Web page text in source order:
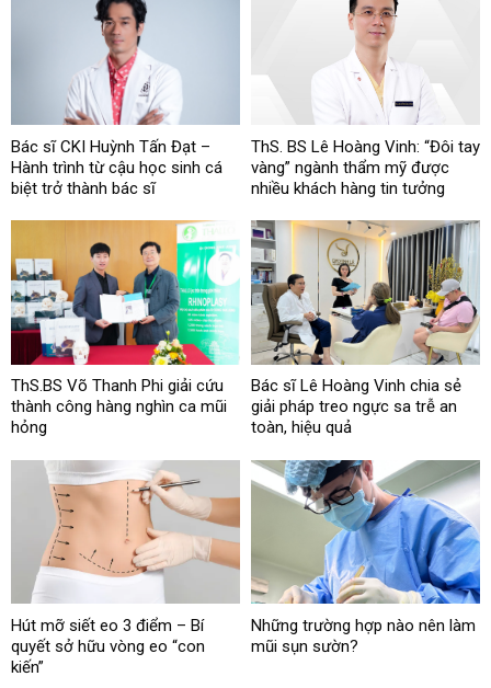
Bác sĩ CKI Huỳnh Tấn Đạt –
Hành trình từ cậu học sinh cá
biệt trở thành bác sĩ
ThS. BS Lê Hoàng Vinh: “Đôi tay
vàng” ngành thẩm mỹ được
nhiều khách hàng tin tưởng
ThS.BS Võ Thanh Phi giải cứu
thành công hàng nghìn ca mũi
hỏng
Bác sĩ Lê Hoàng Vinh chia sẻ
giải pháp treo ngực sa trễ an
toàn, hiệu quả
Hút mỡ siết eo 3 điểm – Bí
quyết sở hữu vòng eo “con
kiến”
Những trường hợp nào nên làm
mũi sụn sườn?